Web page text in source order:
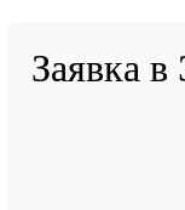
Заявка